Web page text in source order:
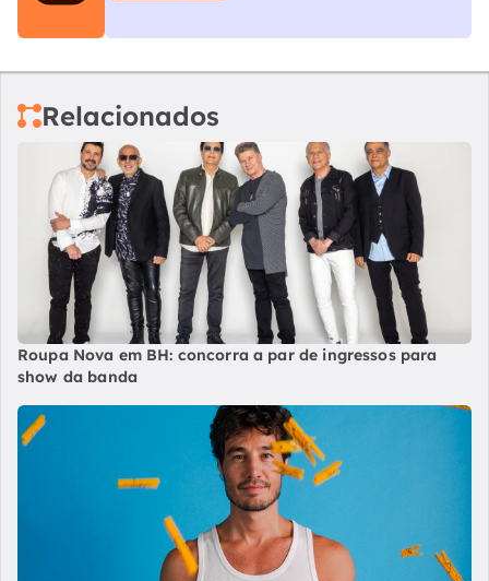
Relacionados
Roupa Nova em BH: concorra a par de ingressos para
show da banda